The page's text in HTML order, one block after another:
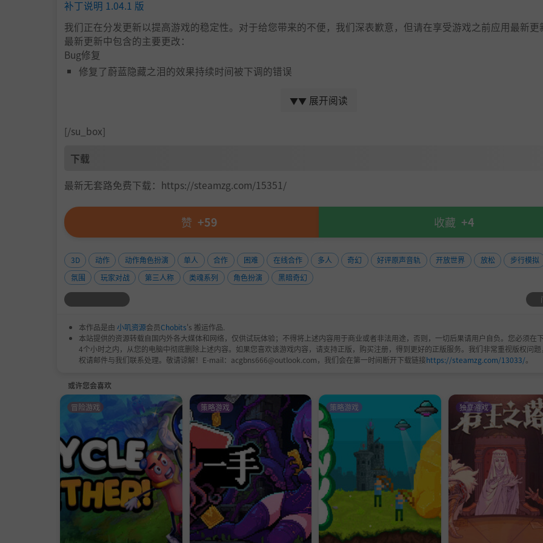
补丁说明 1.04.1 版
我们正在分发更新以提高游戏的稳定性。对于给您带来的不便，我们深表歉意，但请在享受游戏之前应用最新更
最新更新中包含的主要更改：
Bug修复
修复了蔚蓝隐藏之泪的效果持续时间被下调的错误
修复了在某些情况下导致boss“Elden Beast”无法正常工作的错误
应用程序版本。1.04.1
法规版本。1.04.2
※在线游戏需要玩家应用此更新。
我们将在未来继续提供改进更新，以便您可以更舒适地享受 ELDEN RING。请继续关注更多新闻。
▼▼ 展开阅读
[/su_box]
下载
最新无套路免费下载：https://steamzg.com/15351/
赞 +59 收藏 +4
3D 动作 动作角色扮演 单人 合作 困难 在线合作 多人 奇幻 好评原声音轨 开放世界 放松
步行模拟
氛围
玩家对战 第三人称 类魂系列 角色扮演 黑暗奇幻
本作品是由 小叽资源会员Chobits's 搬运作品.
本站提供的资源转载自国内外各大媒体和网络，仅供试玩体验；不得将上述内容用于商业或者非法用途，否则，一切后果请用户自负。您必须在
4个小时之内，从您的电脑中彻底删除上述内容。如果您喜欢该游戏内容，请支持正版，购买注册，得到更好的正版服务。我们非常重视版权问
权请邮件与我们联系处理。敬请谅解！E-mail：acgbns666@outlook.com，我们会在第一时间断开下载链接https://steamzg.com/13033/。
或许您会喜欢
冒险游戏 策略游戏 策略游戏 独立游戏